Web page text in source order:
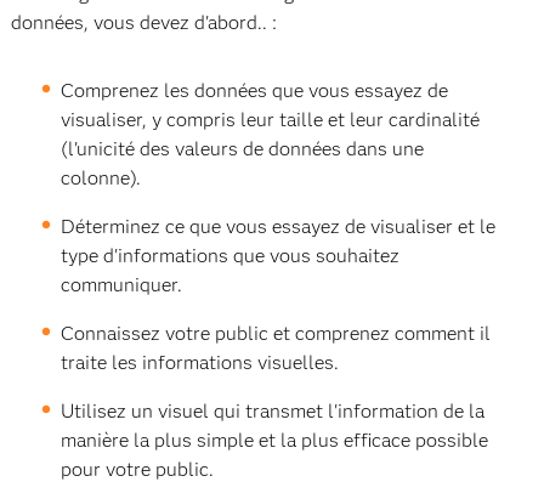
données, vous devez d'abord.. :
Comprenez les données que vous essayez de
visualiser, y compris leur taille et leur cardinalité
(l'unicité des valeurs de données dans une
colonne).
Déterminez ce que vous essayez de visualiser et le
type d'informations que vous souhaitez
communiquer.
Connaissez votre public et comprenez comment il
traite les informations visuelles.
Utilisez un visuel qui transmet l'information de la
manière la plus simple et la plus efficace possible
pour votre public.